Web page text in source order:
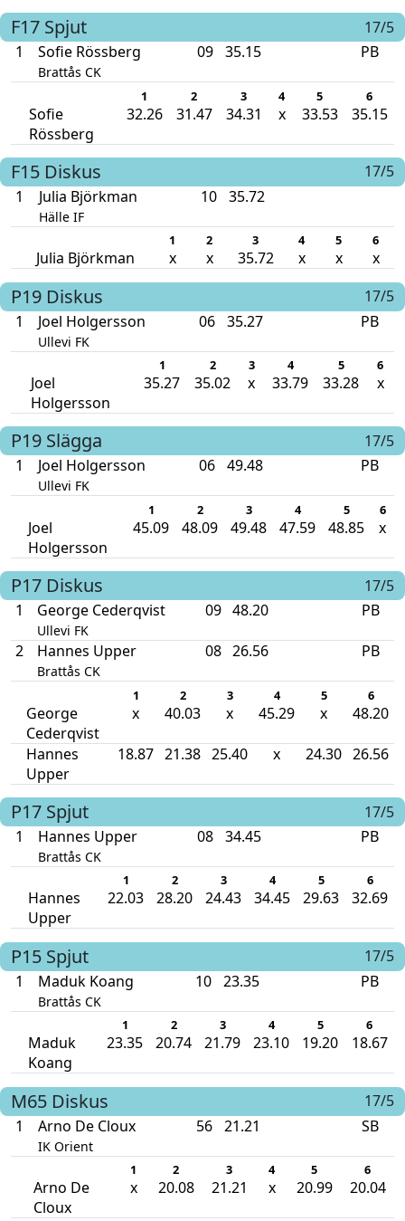
F17 Spjut
17/5
1
Sofie Rössberg
Brattås CK
09 35.15 PB
1 2 3 4 5 6
Sofie
Rössberg
32.26 31.47 34.31 x 33.53 35.15
F15 Diskus
17/5
1
Julia Björkman
Hälle IF
10 35.72
1 2 3 4 5 6
Julia Björkman x x 35.72 x x x
P19 Diskus
17/5
1
Joel Holgersson
Ullevi FK
06 35.27 PB
1 2 3 4 5 6
Joel
Holgersson
35.27 35.02 x 33.79 33.28 x
P19 Slägga
17/5
1
Joel Holgersson
Ullevi FK
06 49.48 PB
1 2 3 4 5 6
Joel
Holgersson
45.09 48.09 49.48 47.59 48.85 x
P17 Diskus
17/5
1
George Cederqvist
Ullevi FK
09 48.20 PB
2 Hannes Upper
Brattås CK
08 26.56 PB
1 2 3 4 5 6
George
Cederqvist
x 40.03 x 45.29 x 48.20
Hannes
Upper
18.87 21.38 25.40 x 24.30 26.56
P17 Spjut
17/5
1
Hannes Upper
Brattås CK
08 34.45 PB
1 2 3 4 5 6
Hannes
Upper
22.03 28.20 24.43 34.45 29.63 32.69
P15 Spjut
17/5
1
Maduk Koang
Brattås CK
10 23.35 PB
1 2 3 4 5 6
Maduk
Koang
23.35 20.74 21.79 23.10 19.20 18.67
M65 Diskus
17/5
1
Arno De Cloux
IK Orient
56 21.21 SB
1 2 3 4 5 6
Arno De
Cloux
x 20.08 21.21 x 20.99 20.04